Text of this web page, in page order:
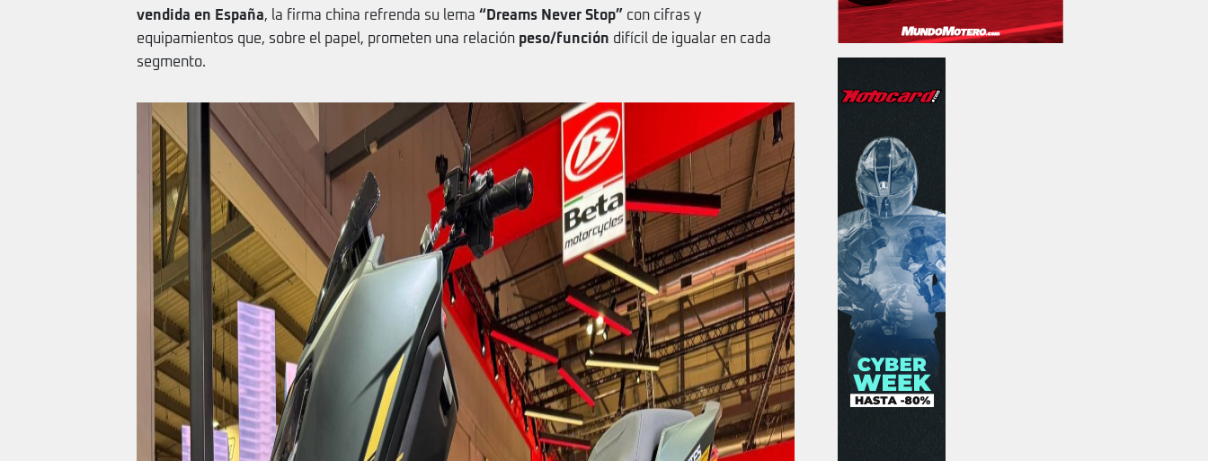
vendida en España, la firma china refrenda su lema “Dreams Never Stop” con cifras y
equipamientos que, sobre el papel, prometen una relación peso/función difícil de igualar en cada
segmento.